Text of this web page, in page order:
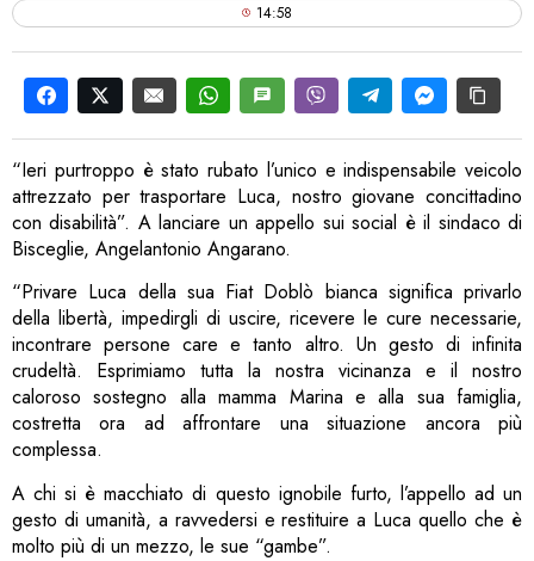
14:58
“Ieri purtroppo è stato rubato l’unico e indispensabile veicolo
attrezzato per trasportare Luca, nostro giovane concittadino
con disabilità”. A lanciare un appello sui social è il sindaco di
Bisceglie, Angelantonio Angarano.
“Privare Luca della sua Fiat Doblò bianca significa privarlo
della libertà, impedirgli di uscire, ricevere le cure necessarie,
incontrare persone care e tanto altro. Un gesto di infinita
crudeltà. Esprimiamo tutta la nostra vicinanza e il nostro
caloroso sostegno alla mamma Marina e alla sua famiglia,
costretta ora ad affrontare una situazione ancora più
complessa.
A chi si è macchiato di questo ignobile furto, l’appello ad un
gesto di umanità, a ravvedersi e restituire a Luca quello che è
molto più di un mezzo, le sue “gambe”.